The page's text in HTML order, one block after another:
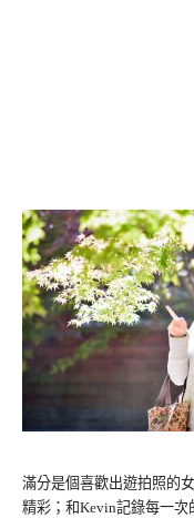
滿分是個喜歡出遊拍照的
精彩；和Kevin記錄每一